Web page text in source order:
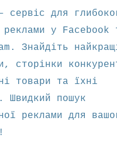
сервіс для
реклами у Facebook
Знайдіть
сторінки
товари та їхні
Швидкий пошук
реклами для